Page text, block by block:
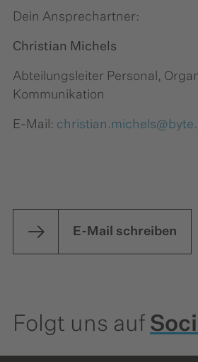
Dein Ansprechartner:
Christian Michels
Abteilungsleiter Personal,
Kommunikation
E-Mail:
E-Mail schreiben
Folgt uns auf